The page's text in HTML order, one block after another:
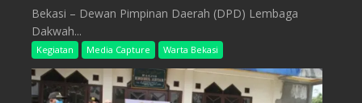
Bekasi – Dewan Pimpinan Daerah (DPD) Lembaga
Dakwah...
Kegiatan Media Capture Warta Bekasi